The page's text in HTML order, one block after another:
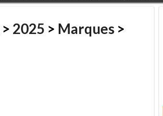
> 2025 > Marques >